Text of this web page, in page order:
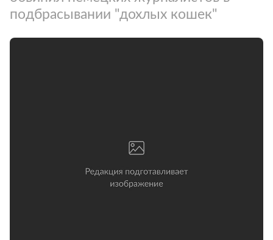
подбрасывании "дохлых кошек"